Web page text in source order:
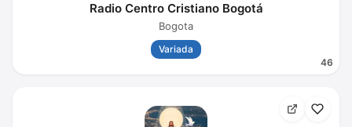
46
Radio Centro Cristiano Bogotá
Bogota
Variada